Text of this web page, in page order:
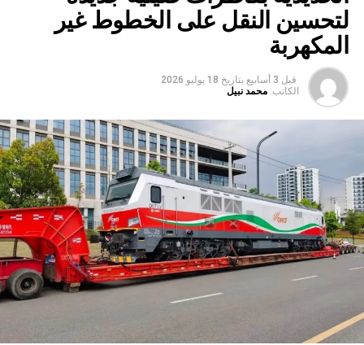
لتحسين النقل على الخطوط غير
المكهربة
قبل 3 أسابيع بتاريخ 18 يوليو 2026
الكاتب: محمد نبيل